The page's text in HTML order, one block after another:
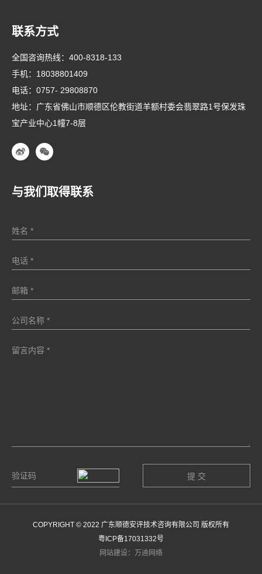
联系方式
全国咨询热线： 400-8318-133
手机： 18038801409
电话： 0757- 29808870
地址：广东省佛山市顺德区伦教街道羊额村委会翡翠路1号保发珠
宝产业中心1幢7-8层
与我们取得联系
COPYRIGHT © 2022 广东顺德安评技术咨询有限公司 版权所有
粤ICP备17031332号
网站建设：万迪网络